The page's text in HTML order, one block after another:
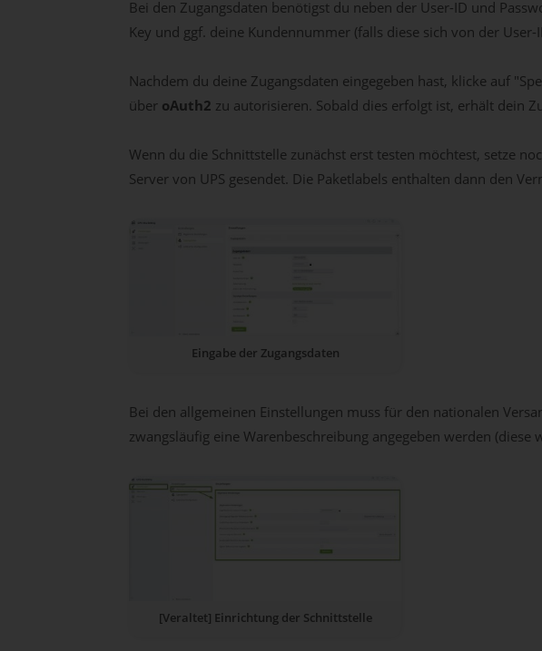
Bei den Zugangsdaten benötigst du neben der User-ID und
Key und ggf. deine Kundennummer (falls diese sich von der
Nachdem du deine Zugangsdaten eingegeben hast, klicke auf
über oAuth2 zu autorisieren. Sobald dies erfolgt ist, erhält dein
Wenn du die Schnittstelle zunächst erst testen möchtest, setze
Server von UPS gesendet. Die Paketlabels enthalten dann den
Eingabe der Zugangsdaten
Bei den allgemeinen Einstellungen muss für den nationalen
zwangsläufig eine Warenbeschreibung angegeben werden (diese
[Veraltet] Einrichtung der Schnittstelle